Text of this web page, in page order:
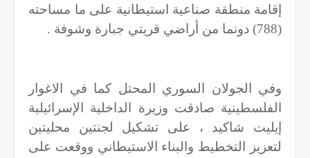
إقامة منطقة صناعية استيطانية على ما مساحته
(788) دونما من أراضي قريتي جبارة وشوفة .
وفي الجولان السوري المحتل كما في الاغوار
الفلسطينية صادقت وزيرة الداخلية الإسرائيلية
إيليت شاكيد ، على تشكيل لجنتين محليتين
لتعزيز التخطيط والبناء الاستيطاني ووقعت على